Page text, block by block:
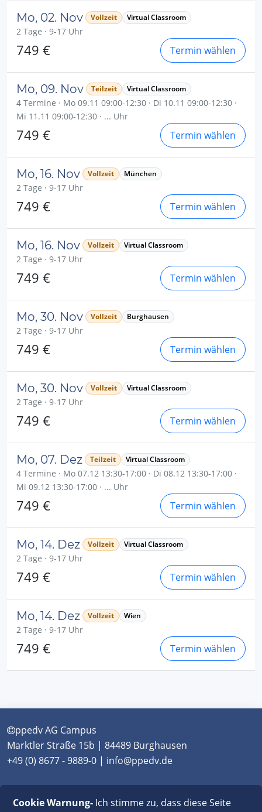
Mo, 02. Nov Vollzeit Virtual Classroom
2 Tage · 9-17 Uhr
749 € Termin wählen
Mo, 09. Nov Teilzeit Virtual Classroom
4 Termine · Mo 09.11 09:00-12:30 · Di 10.11 09:00-12:30 ·
Mi 11.11 09:00-12:30 · ... Uhr
749 € Termin wählen
Mo, 16. Nov Vollzeit München
2 Tage · 9-17 Uhr
749 € Termin wählen
Mo, 16. Nov Vollzeit Virtual Classroom
2 Tage · 9-17 Uhr
749 € Termin wählen
Mo, 30. Nov Vollzeit Burghausen
2 Tage · 9-17 Uhr
749 € Termin wählen
Mo, 30. Nov Vollzeit Virtual Classroom
2 Tage · 9-17 Uhr
749 € Termin wählen
Mo, 07. Dez Teilzeit Virtual Classroom
4 Termine · Mo 07.12 13:30-17:00 · Di 08.12 13:30-17:00 ·
Mi 09.12 13:30-17:00 · ... Uhr
749 € Termin wählen
Mo, 14. Dez Vollzeit Virtual Classroom
2 Tage · 9-17 Uhr
749 € Termin wählen
Mo, 14. Dez Vollzeit Wien
2 Tage · 9-17 Uhr
749 € Termin wählen
ppedv AG Campus
Marktler Straße 15b | 84489 Burghausen
+49 (0) 8677 - 9889-0 | info@ppedv.de
Cookie Warnung-Ich stimme zu, dass diese Seite